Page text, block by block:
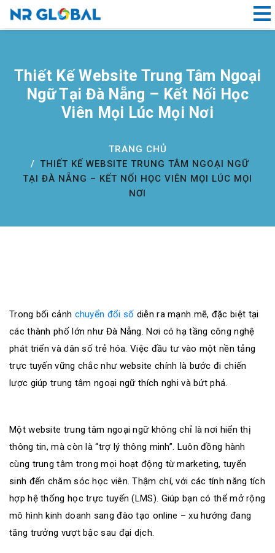
Dịch
Nẵng
tên
lực
Khách
hàng
Thiết Kế Website Trung Tâm Ngoại
Ngữ Tại Đà Nẵng – Kết Nối Học
Viên Mọi Lúc Mọi Nơi
TRANG CHỦ
THIẾT KẾ WEBSITE TRUNG TÂM NGOẠI NGỮ
TẠI ĐÀ NẴNG – KẾT NỐI HỌC VIÊN MỌI LÚC MỌI
NƠI
Trong bối cảnh chuyển đổi số diễn ra mạnh mẽ, đặc biệt tại
các thành phố lớn như Đà Nẵng. Nơi có hạ tầng công nghệ
phát triển và dân số trẻ hóa. Việc đầu tư vào một nền tảng
trực tuyến vững chắc như website chính là bước đi chiến
lược giúp trung tâm ngoại ngữ thích nghi và bứt phá.
Một website trung tâm ngoại ngữ không chỉ là nơi hiển thị
thông tin, mà còn là “trợ lý thông minh”. Luôn đồng hành
cùng trung tâm trong mọi hoạt động từ marketing, tuyển
sinh đến chăm sóc học viên. Thậm chí, với các tính năng tích
hợp hệ thống học trực tuyến (LMS). Giúp bạn có thể mở rộng
mô hình kinh doanh sang đào tạo online – xu hướng đang
tăng trưởng vượt bậc sau đại dịch.